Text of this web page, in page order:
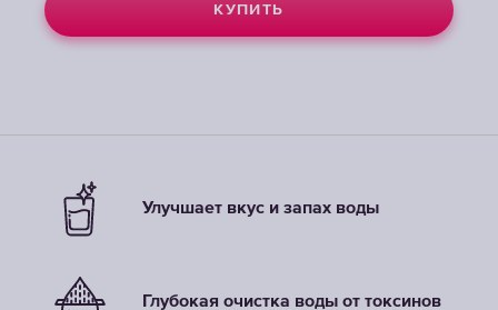
КУПИТЬ
КУПИТЬ
КУПИТЬ
Улучшает вкус и запах воды
Глубокая очистка воды от токсинов